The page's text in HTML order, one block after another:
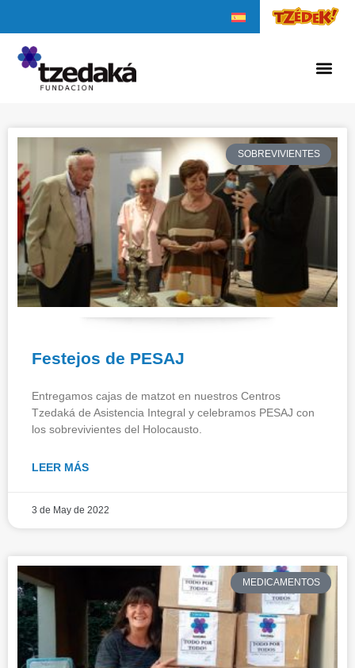
SOBREVIVIENTES
Festejos de PESAJ
Entregamos cajas de matzot en nuestros Centros
Tzedaká de Asistencia Integral y celebramos PESAJ con
los sobrevivientes del Holocausto.
LEER MÁS
3 de May de 2022
MEDICAMENTOS